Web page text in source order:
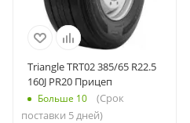
Triangle TRT02 385/65 R22.5
160J PR20 Прицеп
Больше 10
(Срок
поставки 5 дней)